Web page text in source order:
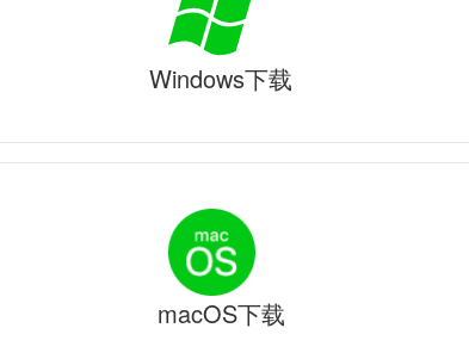
Windows下载
macOS下载